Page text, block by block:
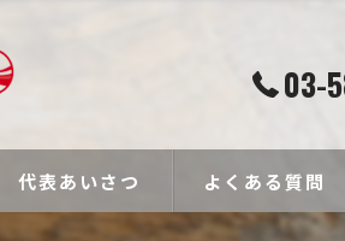
03-
代表あいさつ よくある質問